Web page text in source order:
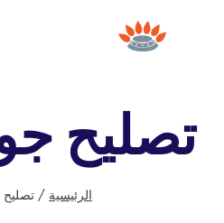
تصليح
الرئيسية / تصليح